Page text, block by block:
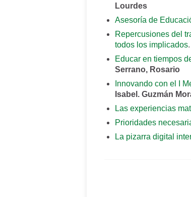
Lourdes
Asesoría de
Repercusiones del
todos los implicados.
Educar en tiempos
Serrano, Rosario
Innovando con el I
Isabel. Guzmán
Las experiencias
Prioridades
La pizarra digital